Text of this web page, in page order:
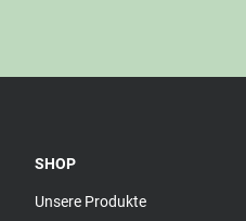
SHOP
Unsere Produkte